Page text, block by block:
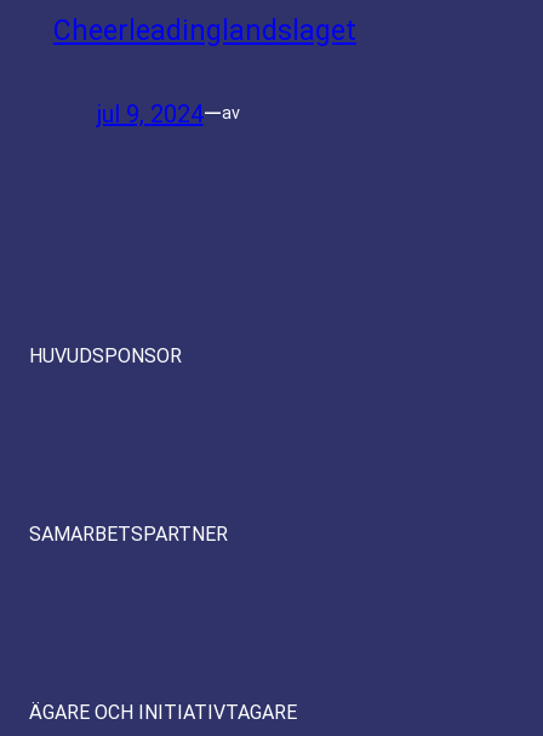
Cheerleadinglandslaget
jul 9, 2024—av
HUVUDSPONSOR
SAMARBETSPARTNER
ÄGARE OCH INITIATIVTAGARE